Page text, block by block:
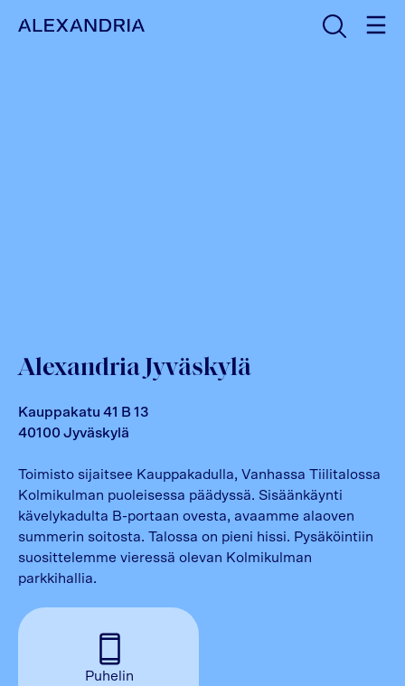
Etusivulle Avaa haku
Alexandria Jyväskylä
Kauppakatu 41 B 13
40100 Jyväskylä
Toimisto sijaitsee Kauppakadulla, Vanhassa Tiilitalossa
Kolmikulman puoleisessa päädyssä. Sisäänkäynti
kävelykadulta B-portaan ovesta, avaamme alaoven
summerin soitosta. Talossa on pieni hissi. Pysäköintiin
suosittelemme vieressä olevan Kolmikulman
parkkihallia.
Puhelin